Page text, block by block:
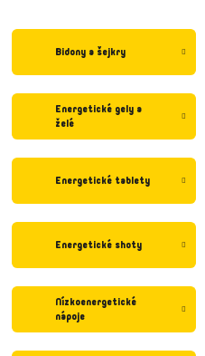
Bidony a šejkry
Energetické gely a
želé
Energetické tablety
Energetické shoty
Nízkoenergetické
nápoje